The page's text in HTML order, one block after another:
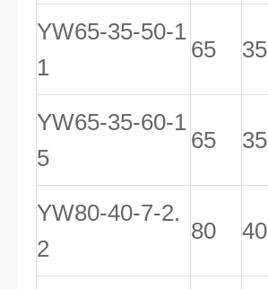
YW65-35-50-1
1
65 35
YW65-35-60-1
5
65 35
YW80-40-7-2.
2
80 40